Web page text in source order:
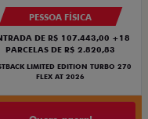
PESSOA FÍSICA
DE R$ 107.443,00 +18
PARCELAS DE R$ 2.820,83
LIMITED EDITION TURBO 270
FLEX AT 2026